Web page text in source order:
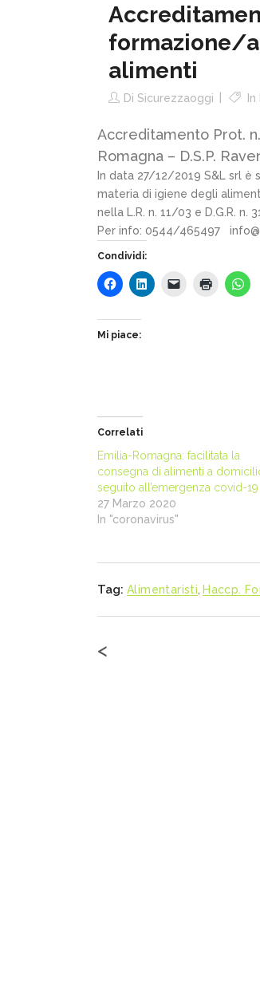
formazione/
alimenti
Di Sicurezzaoggi In
Accreditamento Prot.
Romagna – D.S.P.
In data 27/12/2019 S&L srl
materia di igiene degli
nella L.R. n. 11/03 e D.G.R. n.
Per info: 0544/465497
Condividi:
Mi piace:
Correlati
Emilia-Romagna: facilitata la
consegna di alimenti a
seguito all’emergenza covid-19
27 Marzo 2020
In "coronavirus"
Tag: Alimentaristi Haccp.
<